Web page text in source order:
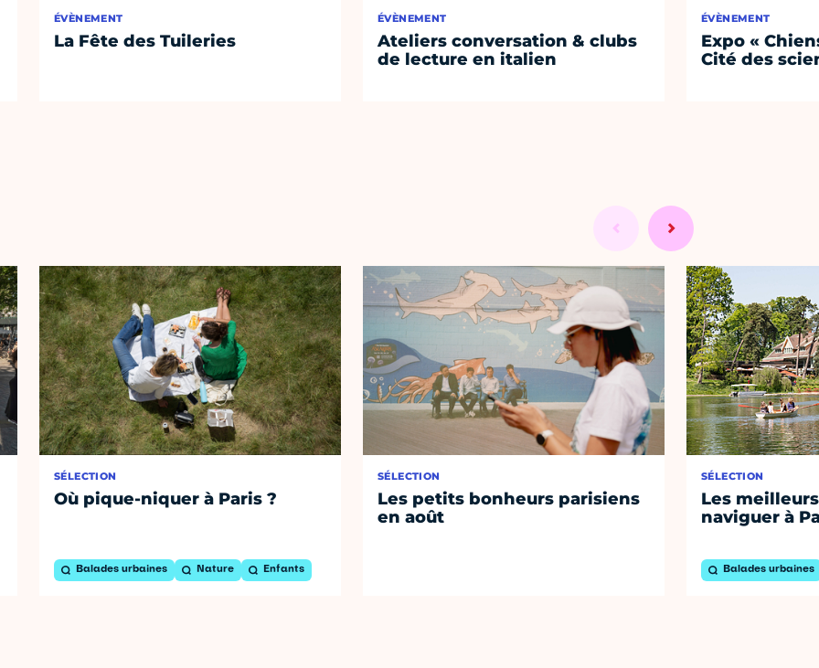
ÉVÈNEMENT
La Fête des Tuileries
ÉVÈNEMENT
Ateliers conversation & clubs
de lecture en italien
ÉVÈNEMENT
Expo «
Cité des
SÉLECTION
Où pique-niquer à Paris ?
Balades urbaines Nature Enfants
SÉLECTION
Les petits bonheurs parisiens
en août
SÉLECTION
Les
naviguer à
Balades urbaines